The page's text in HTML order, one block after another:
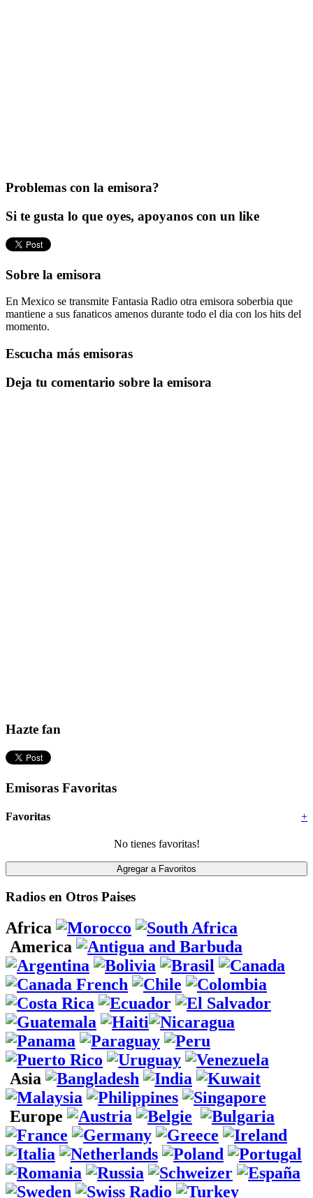
Problemas con la emisora?
Si te gusta lo que oyes, apoyanos con un like
Sobre la emisora
En Mexico se transmite Fantasia Radio otra emisora soberbia que
mantiene a sus fanaticos amenos durante todo el dia con los hits del
momento.
Escucha más emisoras
Deja tu comentario sobre la emisora
Hazte fan
Emisoras Favoritas
+
Favoritas
No tienes favoritas!
Radios en Otros Paises
Africa
America
Asia
Europe